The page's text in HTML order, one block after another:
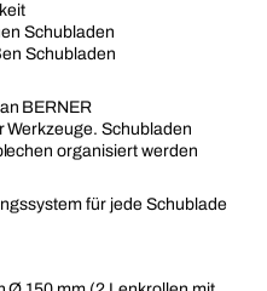
Schubladen
Schubladen
BERNER
Werkzeuge. Schubladen
organisiert werden
für jede Schublade